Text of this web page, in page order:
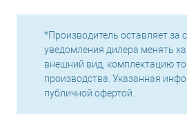
*Производитель оставляет за
уведомления дилера менять
внешний вид, комплектацию
производства. Указанная
публичной офертой.